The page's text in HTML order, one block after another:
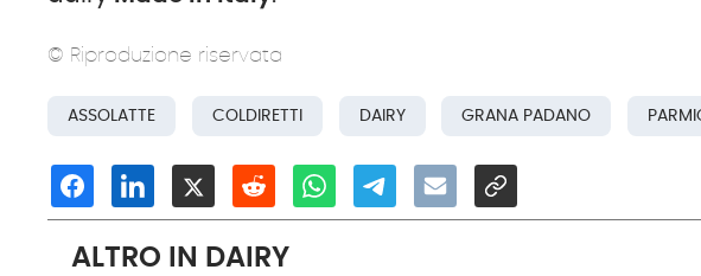
© Riproduzione riservata
ASSOLATTE COLDIRETTI DAIRY GRANA PADANO
ALTRO IN DAIRY